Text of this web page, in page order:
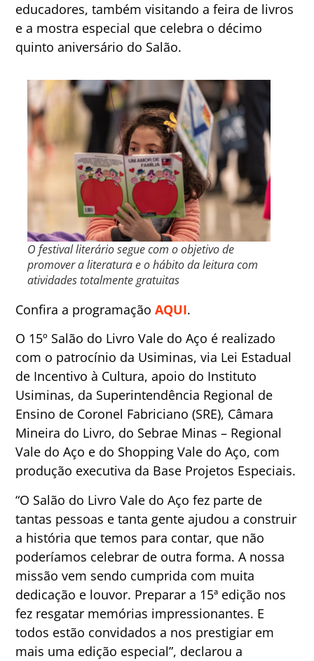
educadores, também visitando a feira de livros
e a mostra especial que celebra o décimo
quinto aniversário do Salão.
O festival literário segue com o objetivo de
promover a literatura e o hábito da leitura com
atividades totalmente gratuitas
Confira a programaçãoAQUI.
O 15º Salão do Livro Vale do Aço é realizado
com o patrocínio da Usiminas, via Lei Estadual
de Incentivo à Cultura, apoio do Instituto
Usiminas, da Superintendência Regional de
Ensino de Coronel Fabriciano (SRE), Câmara
Mineira do Livro, do Sebrae Minas – Regional
Vale do Aço e do Shopping Vale do Aço, com
produção executiva da Base Projetos Especiais.
“O Salão do Livro Vale do Aço fez parte de
tantas pessoas e tanta gente ajudou a construir
a história que temos para contar, que não
poderíamos celebrar de outra forma. A nossa
missão vem sendo cumprida com muita
dedicação e louvor. Preparar a 15ª edição nos
fez resgatar memórias impressionantes. E
todos estão convidados a nos prestigiar em
mais uma edição especial”, declarou a